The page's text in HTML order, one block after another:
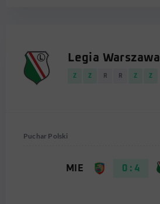
Legia Warszawa
Z Z R R Z Z
Puchar Polski
MIE 0 : 4